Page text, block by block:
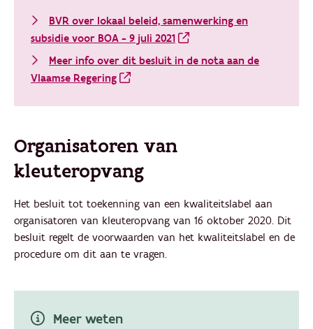
BVR over lokaal beleid, samenwerking en
subsidie voor BOA - 9 juli 2021
Meer info over dit besluit in de nota aan de
Vlaamse Regering
Organisatoren van
kleuteropvang
Het besluit tot toekenning van een kwaliteitslabel aan
organisatoren van kleuteropvang van 16 oktober 2020. Dit
besluit regelt de voorwaarden van het kwaliteitslabel en de
procedure om dit aan te vragen.
Meer weten